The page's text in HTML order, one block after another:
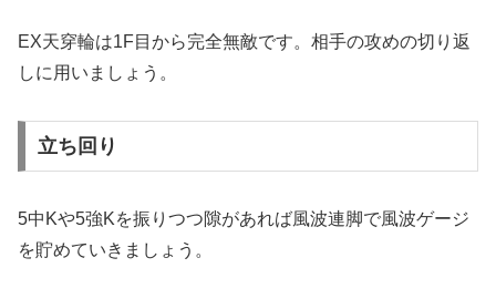
EX天穿輪は1F目から完全無敵です。相手の攻めの切り返
しに用いましょう。
立ち回り
5中Kや5強Kを振りつつ隙があれば風波連脚で風波ゲージ
を貯めていきましょう。